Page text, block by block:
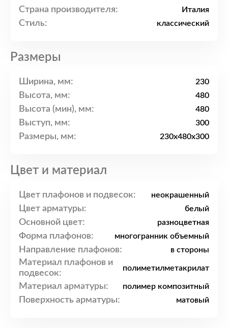
Страна производителя: Италия
Стиль: классический
Размеры
Ширина, мм: 230
Высота, мм: 480
Высота (мин), мм: 480
Выступ, мм: 300
Размеры, мм: 230x480x300
Цвет и материал
Цвет плафонов и подвесок: неокрашенный
Цвет арматуры: белый
Основной цвет: разноцветная
Форма плафонов: многогранник объемный
Направление плафонов: в стороны
Материал плафонов и
подвесок:
полиметилметакрилат
Материал арматуры: полимер композитный
Поверхность арматуры: матовый